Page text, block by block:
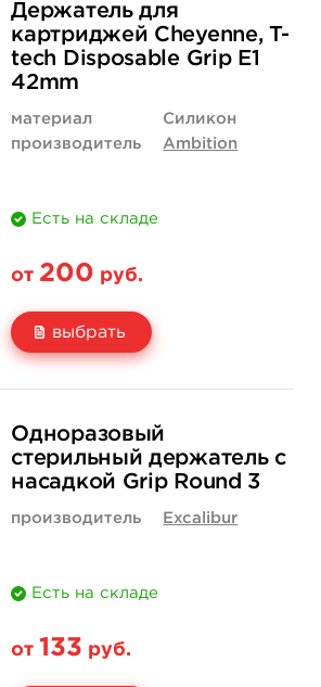
200 руб.
купить купить
Держатель для
картриджей Cheyenne, T-
tech Disposable Grip E1
42mm
материал
Силикон
производитель
Ambition
Есть на складе
от 200 руб.
выбрать
купить купить
Одноразовый
стерильный держатель с
насадкой Grip Round 3
производитель Excalibur
Есть на складе
от 133 руб.